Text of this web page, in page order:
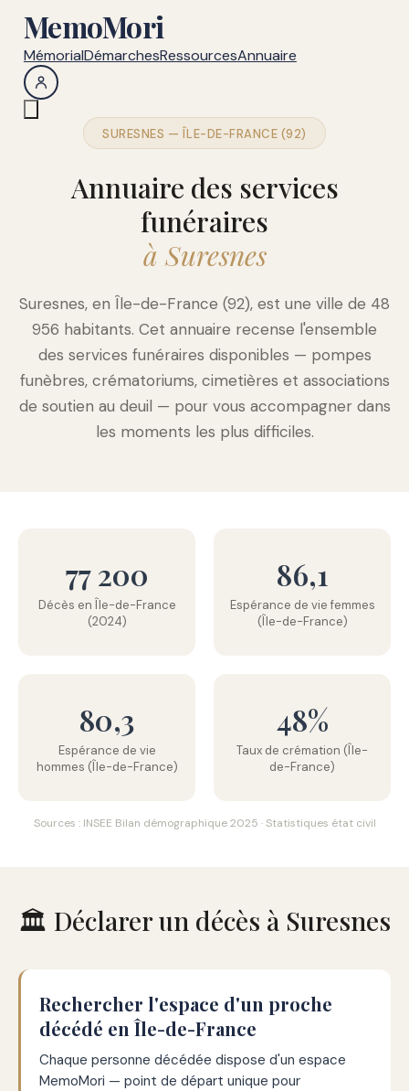
MemoMori
MémorialDémarchesRessourcesAnnuaire
SURESNES — ÎLE-DE-FRANCE (92)
Annuaire des services
funéraires
à Suresnes
Suresnes, en Île-de-France (92), est une ville de 48
956 habitants. Cet annuaire recense l'ensemble
des services funéraires disponibles — pompes
funèbres, crématoriums, cimetières et associations
de soutien au deuil — pour vous accompagner dans
les moments les plus difficiles.
77 200
Décès en Île-de-France
(2024)
86,1
Espérance de vie femmes
(Île-de-France)
80,3
Espérance de vie
hommes (Île-de-France)
48%
Taux de crémation (Île-
de-France)
Sources : INSEE Bilan démographique 2025 · Statistiques état civil
🏛️ Déclarer un décès à Suresnes
Rechercher l'espace d'un proche
décédé en Île-de-France
Chaque personne décédée dispose d'un espace
MemoMori — point de départ unique pour